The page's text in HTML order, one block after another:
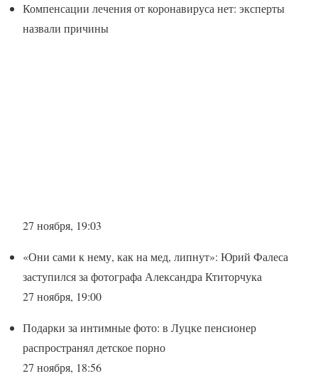
Компенсации лечения от коронавируса нет: эксперты
назвали причины
27 ноября, 19:03
«Они сами к нему, как на мед, липнут»: Юрий Фалеса
заступился за фотографа Александра Ктиторчука
27 ноября, 19:00
Подарки за интимные фото: в Луцке пенсионер
распространял детское порно
27 ноября, 18:56